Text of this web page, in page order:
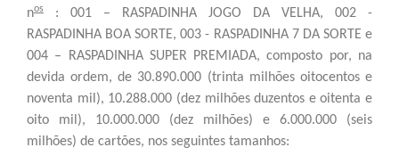
nos
: 001 – RASPADINHA JOGO DA VELHA, 002 -
RASPADINHA BOA SORTE, 003 - RASPADINHA 7 DA SORTE e
004 – RASPADINHA SUPER PREMIADA, composto por, na
devida ordem, de 30.890.000 (trinta milhões oitocentos e
noventa mil), 10.288.000 (dez milhões duzentos e oitenta e
oito mil), 10.000.000 (dez milhões) e 6.000.000 (seis
milhões) de cartões, nos seguintes tamanhos: